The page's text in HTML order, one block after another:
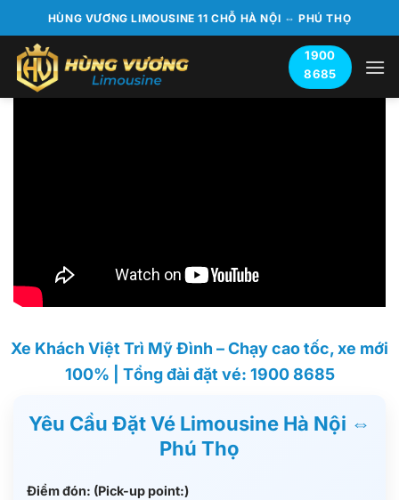
qua
nội
dung
HÙNG VƯƠNG LIMOUSINE 11 CHỖ HÀ NỘI ⇔ PHÚ THỌ
1900
8685
Xe Khách Việt Trì Mỹ Đình – Chạy cao tốc, xe mới
100% | Tổng đài đặt vé: 1900 8685
Yêu Cầu Đặt Vé Limousine Hà Nội ⇔
Phú Thọ
Điểm đón: (Pick-up point:)